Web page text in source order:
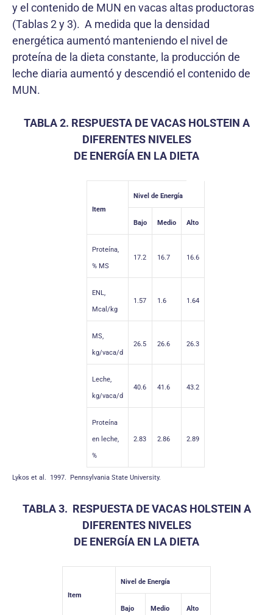
y el contenido de MUN en vacas altas productoras
(Tablas 2 y 3). A medida que la densidad
energética aumentó manteniendo el nivel de
proteína de la dieta constante, la producción de
leche diaria aumentó y descendió el contenido de
MUN.
TABLA 2. RESPUESTA DE VACAS HOLSTEIN A
DIFERENTES NIVELES
DE ENERGÍA EN LA DIETA
Item
Nivel de Energía
Bajo Medio Alto
Proteína,
% MS
17.2 16.7 16.6
ENL,
Mcal/kg
1.57 1.6 1.64
MS,
kg/vaca/d
26.5 26.6 26.3
Leche,
kg/vaca/d
40.6 41.6 43.2
Proteína
en leche,
%
2.83 2.86 2.89
Lykos et al. 1997. Pennsylvania State University.
TABLA 3. RESPUESTA DE VACAS HOLSTEIN A
DIFERENTES NIVELES
DE ENERGÍA EN LA DIETA
Item
Nivel de Energía
Bajo Medio Alto